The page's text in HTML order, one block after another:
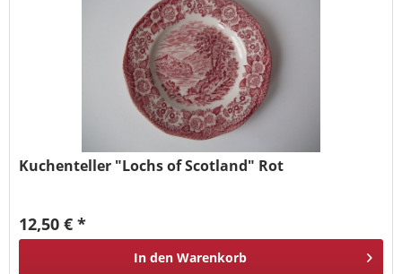
Kuchenteller "Lochs of Scotland" Rot
12,50 € *
In den Warenkorb